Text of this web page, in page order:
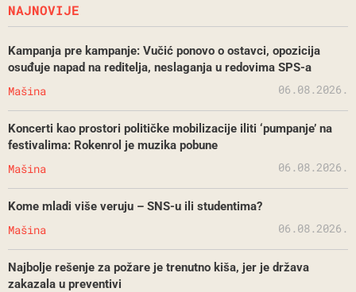
NAJNOVIJE
Kampanja pre kampanje: Vučić ponovo o ostavci, opozicija
osuđuje napad na reditelja, neslaganja u redovima SPS-a
Mašina 06.08.2026.
Koncerti kao prostori političke mobilizacije iliti ‘pumpanje’ na
festivalima: Rokenrol je muzika pobune
Mašina 06.08.2026.
Kome mladi više veruju – SNS-u ili studentima?
Mašina 06.08.2026.
Najbolje rešenje za požare je trenutno kiša, jer je država
zakazala u preventivi